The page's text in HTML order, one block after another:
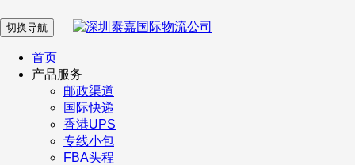
在 线 客 服
企业微信
切换导航
首页
产品服务
邮政渠道
国际快递
香港UPS
专线小包
FBA头程